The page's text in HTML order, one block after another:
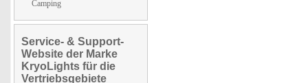
Camping
Service- & Support-
Website der Marke
KryoLights für die
Vertriebsgebiete